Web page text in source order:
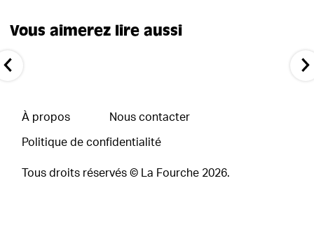
Vous aimerez lire aussi
À propos Nous contacter
Politique de confidentialité
Tous droits réservés © La Fourche 2026.